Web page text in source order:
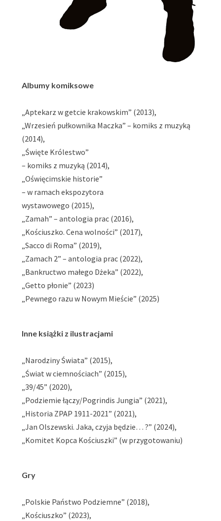
Albumy komiksowe
„Aptekarz w getcie krakowskim” (2013),
„Wrzesień pułkownika Maczka” – komiks z muzyką
(2014),
„Święte Królestwo”
– komiks z muzyką (2014),
„Oświęcimskie historie”
– w ramach ekspozytora
wystawowego (2015),
„Zamah” – antologia prac (2016),
„Kościuszko. Cena wolności” (2017),
„Sacco di Roma” (2019),
„Zamach 2” – antologia prac (2022),
„Bankructwo małego Dżeka” (2022),
„Getto płonie” (2023)
„Pewnego razu w Nowym Mieście” (2025)
Inne książki z ilustracjami
„Narodziny Świata” (2015),
„Świat w ciemnościach” (2015),
„39/45” (2020),
„Podziemie łączy/Pogrindis Jungia” (2021),
„Historia ZPAP 1911-2021” (2021),
„Jan Olszewski. Jaka, czyja będzie… ?” (2024),
„Komitet Kopca Kościuszki” (w przygotowaniu)
Gry
„Polskie Państwo Podziemne” (2018),
„Kościuszko” (2023),